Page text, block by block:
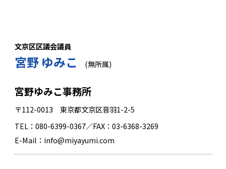
文京区区議会議員
宮野 ゆみこ (無所属)
宮野ゆみこ事務所
〒112-0013 東京都文京区音羽1-2-5
TEL：080-6399-0367／FAX：03-6368-3269
E-Mail：info@miyayumi.com